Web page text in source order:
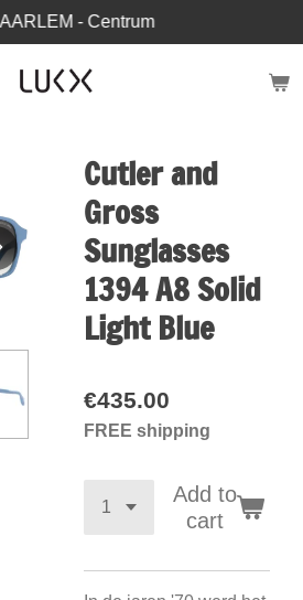
- Centrum
Cutler and
Gross
Sunglasses
1394 A8 Solid
Light Blue
€435.00
FREE shipping
Add to
cart